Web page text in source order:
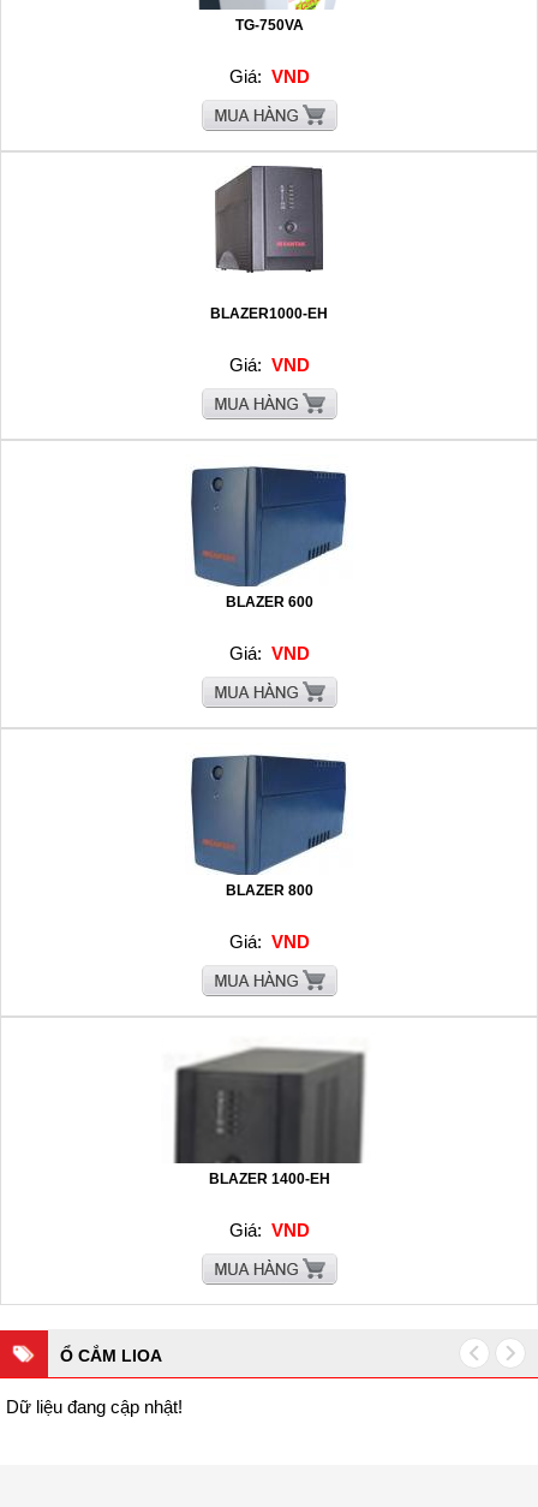
TG-750VA
Giá: VND
BLAZER1000-EH
Giá: VND
BLAZER 600
Giá: VND
BLAZER 800
Giá: VND
BLAZER 1400-EH
Giá: VND
Ổ CẮM LIOA
Dữ liệu đang cập nhật!